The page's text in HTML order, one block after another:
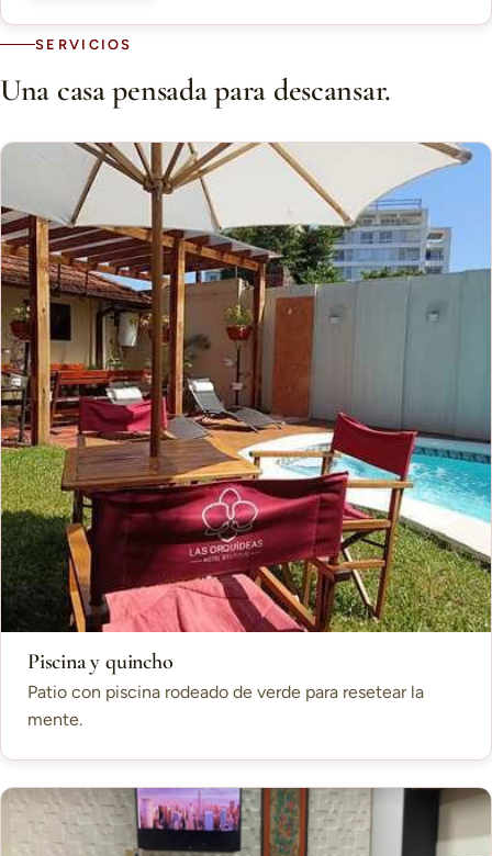
SERVICIOS
Una casa pensada para descansar.
Piscina y quincho
Patio con piscina rodeado de verde para resetear la
mente.